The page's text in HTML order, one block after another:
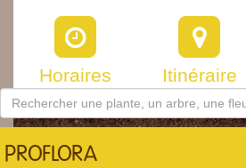
Horaires Itinéraire
PROFLORA